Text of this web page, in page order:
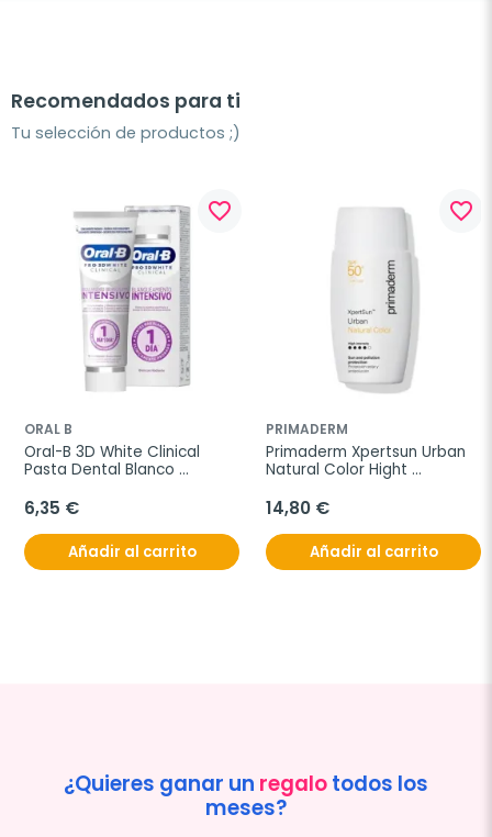
Recomendados para ti
Tu selección de productos ;)
favorite_border
ORAL B
Oral-B 3D White Clinical
Pasta Dental Blanco
6,35 €
Añadir al carrito
favorite_border
PRIMADERM
Primaderm Xpertsun Urban
Natural Color Hight
14,80 €
Añadir al carrito
¿Quieres ganar un regalotodos los
meses?